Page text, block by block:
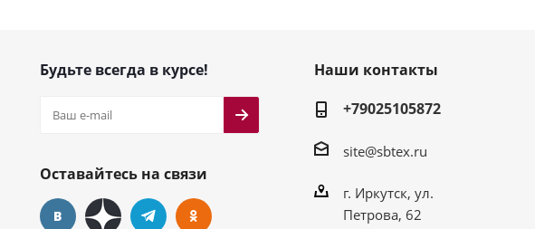
Будьте всегда в курсе!
Оставайтесь на связи
Наши контакты
+79025105872
site@sbtex.ru
г. Иркутск, ул.
Петрова, 62